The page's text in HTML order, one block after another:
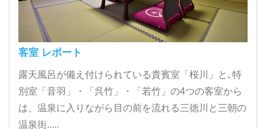
客室 レポート
露天風呂が備え付けられている貴賓室「桜川」と､特
別室「音羽」・「呉竹」・「若竹」の4つの客室から
は、温泉に入りながら目の前を流れる三徳川と三朝の
温泉街.....